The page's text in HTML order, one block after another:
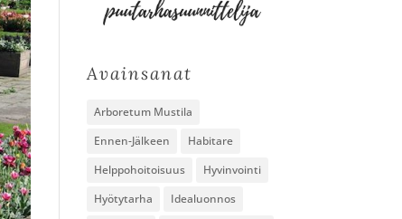
Avainsanat
Arboretum Mustila
Ennen-Jälkeen
Habitare
Helppohoitoisuus
Hyvinvointi
Hyötytarha
Idealuonnos